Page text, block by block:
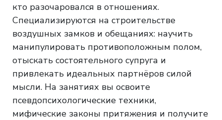
кто разочаровался в отношениях.
Специализируются на строительстве
воздушных замков и обещаниях: научить
манипулировать противоположным полом,
отыскать состоятельного супруга и
привлекать идеальных партнёров силой
мысли. На занятиях вы освоите
псевдопсихологические техники,
мифические законы притяжения и получите